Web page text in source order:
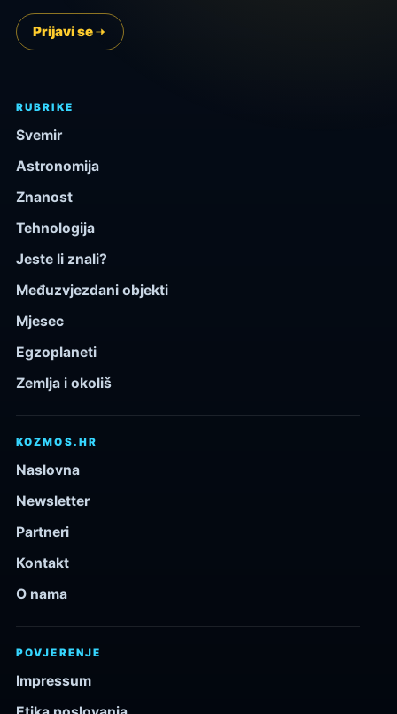
Prijavi se
RUBRIKE
Svemir
Astronomija
Znanost
Tehnologija
Jeste li znali?
Međuzvjezdani objekti
Mjesec
Egzoplaneti
Zemlja i okoliš
KOZMOS.HR
Naslovna
Newsletter
Partneri
Kontakt
O nama
POVJERENJE
Impressum